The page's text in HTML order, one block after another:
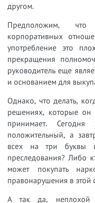
другом.
Предположим,
корпоративных
употребление это
прекращения
руководитель еще
и основанием для
Однако, что делать,
решениях, которые он
принимает. Сегодня
положительный, а
всех на три буквы и
преследования? Либо
может покупать
правонарушения в этой
А так да,